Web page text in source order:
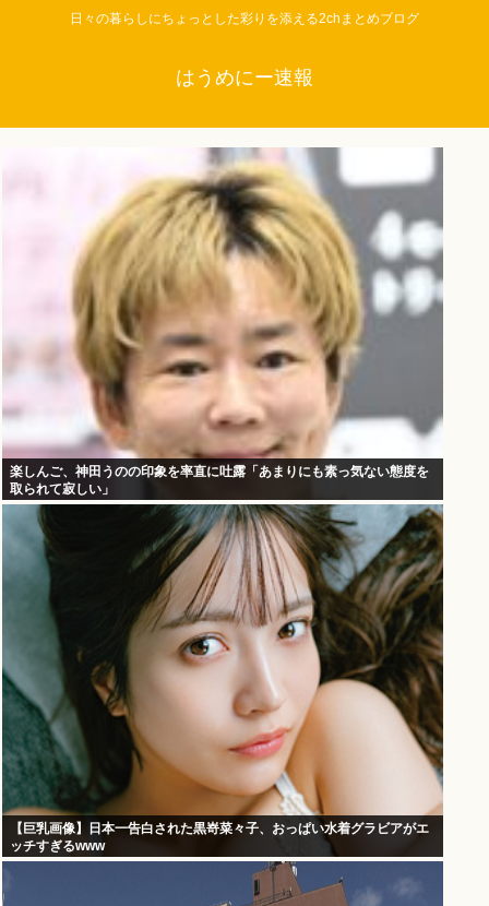
日々の暮らしにちょっとした彩りを添える2chまとめブログ
はうめにー速報
楽しんご、神田うのの印象を率直に吐露「あまりにも素っ気ない態度を
取られて寂しい」
【巨乳画像】日本一告白された黒嵜菜々子、おっぱい水着グラビアがエ
ッチすぎるwww